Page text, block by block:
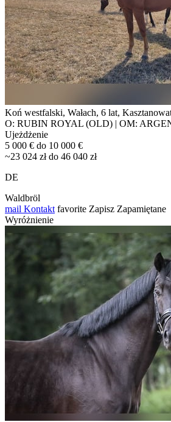
Koń westfalski, Wałach, 6 lat,
O: RUBIN ROYAL (OLD) | OM:
Ujeżdżenie
5 000 € do 10 000 €
~23 024 zł do 46 040 zł
DE
Waldbröl
mail Kontakt favorite Zapisz Zapamiętane
Wyróżnienie